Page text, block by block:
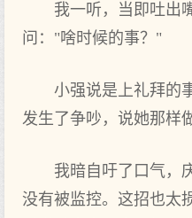
我一听，当即吐出
问："啥时候的事？"
小强说是上礼拜的
发生了争吵，说她那样
我暗自吁了口气，
没有被监控。这招也太